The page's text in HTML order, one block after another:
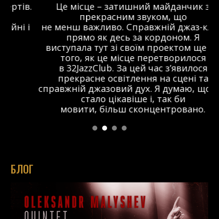
Це місце – затишний майданчик з
прекрасним звуком, що
не менш важливо. Справжній джаз-клуб,
прямо як десь за кордоном. Я
виступала тут зі своїм проектом ще до
того, як це місце перетворилося
в 32JazzClub. За цей час з’явилося
прекрасне освітлення на сцені та
справжній джазовий дух. Я думаю, що тут
стало цікавіше і, так би
мовити, більш сконцентровано.
БЛОГ